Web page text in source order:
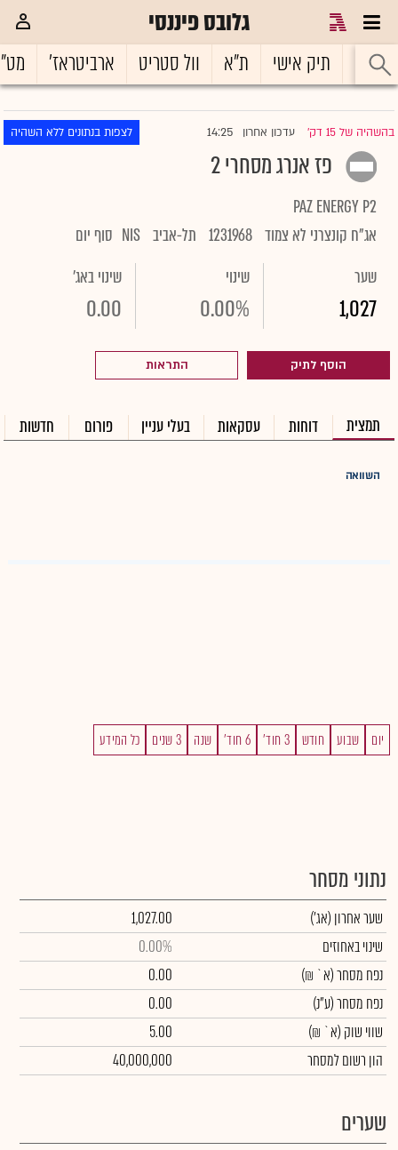
גלובס פיננסי
ראשי תיק אישי ת"א וול סטריט ארביטראז'
בהשהיה של 15 דק' |עדכון אחרון 14:25 לצפות בנתונים ללא השהיה
פז אנרג מסחרי 2
PAZ ENERGY P2
אג"ח קונצרני לא צמוד 1231968 תל-אביב NIS סוף יום
שער
1,027
שינוי
0.00%
שינוי באג'
0.00
הוסף לתיק התראות
תמצית דוחות עסקאות בעלי עניין פורום חדשות
השוואה
יום שבוע חודש 3 חוד' 6 חוד' שנה 3 שנים כל המידע
נתוני מסחר
שער אחרון (אג')
1,027.00
שינוי באחוזים
0.00%
נפח מסחר(א` ₪)
0.00
נפח מסחר(ע"נ)
0.00
שווי שוק (א` ₪)
5.00
הון רשום למסחר
40,000,000
שערים